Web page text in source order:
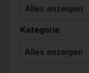
Alles anzeigen
Kategorie
Alles anzeigen